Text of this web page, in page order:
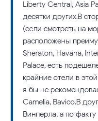
Liberty Central, Asia
десятки других.В
(если смотреть на
расположены
Sheraton, Havana,
Palace, есть
крайние отели в
я бы не
Camelia, Bavico.В
Винперла, а по